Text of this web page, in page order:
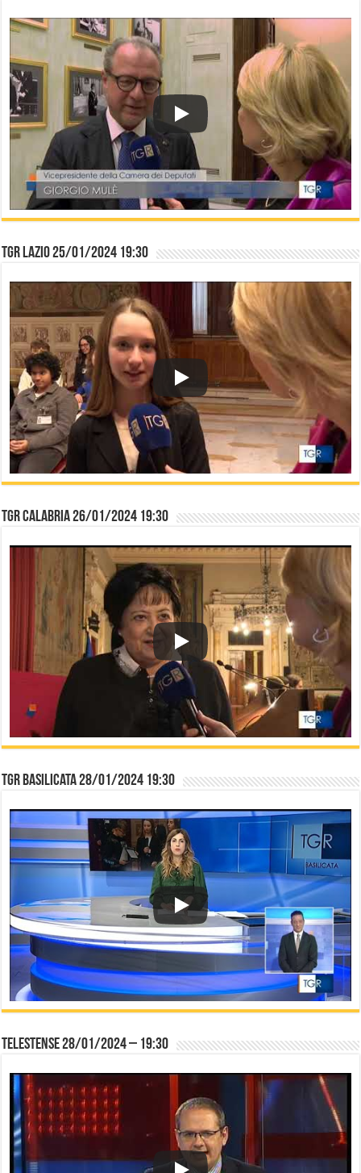
TGR Lazio 25/01/2024 19:30
TGR Calabria 26/01/2024 19:30
TGR Basilicata 28/01/2024 19:30
Telestense 28/01/2024 – 19:30